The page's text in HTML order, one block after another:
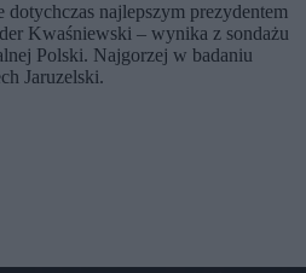
najlepszym prezydentem
Kwaśniewski – wynika z sondażu
Polski. Najgorzej w badaniu
Jaruzelski.